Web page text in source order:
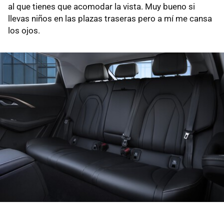
al que tienes que acomodar la vista. Muy bueno si
llevas niños en las plazas traseras pero a mí me cansa
los ojos.